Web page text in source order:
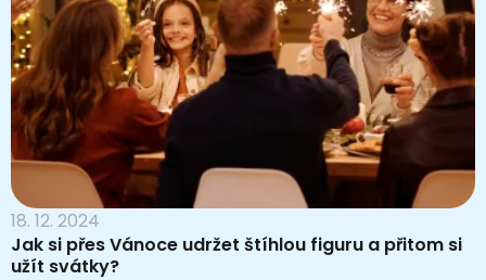
18. 12. 2024
Jak si přes Vánoce udržet štíhlou figuru a přitom si
užít svátky?